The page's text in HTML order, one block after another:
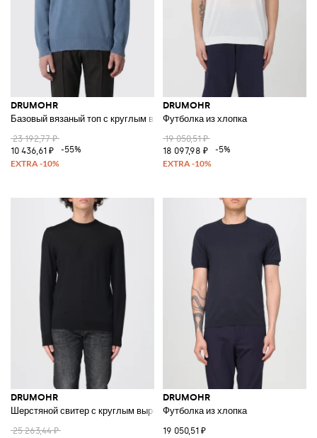
DRUMOHR
Базовый вязаный топ с круглым вырезом
23 192,77 ₽
10 436,61 ₽
-55%
DRUMOHR
Футболка из хлопка
19 050,51 ₽
18 097,98 ₽
-5%
DRUMOHR
Шерстяной свитер с круглым вырезом
25 263,44 ₽
DRUMOHR
Футболка из хлопка
19 050,51 ₽